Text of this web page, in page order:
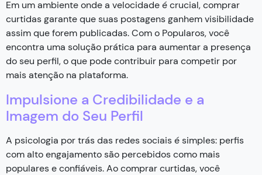
Em um ambiente onde a velocidade é crucial, comprar
curtidas garante que suas postagens ganhem visibilidade
assim que forem publicadas. Com o Popularos, você
encontra uma solução prática para aumentar a presença
do seu perfil, o que pode contribuir para competir por
mais atenção na plataforma.
Impulsione a Credibilidade e a
Imagem do Seu Perfil
A psicologia por trás das redes sociais é simples: perfis
com alto engajamento são percebidos como mais
populares e confiáveis. Ao comprar curtidas, você